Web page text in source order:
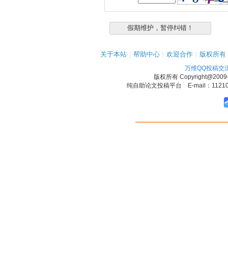
关于本站 | 帮助中心 | 欢迎合作 | 版权所有
万维QQ投稿交
版权所有
纯自助论文投稿平台 E-mail：